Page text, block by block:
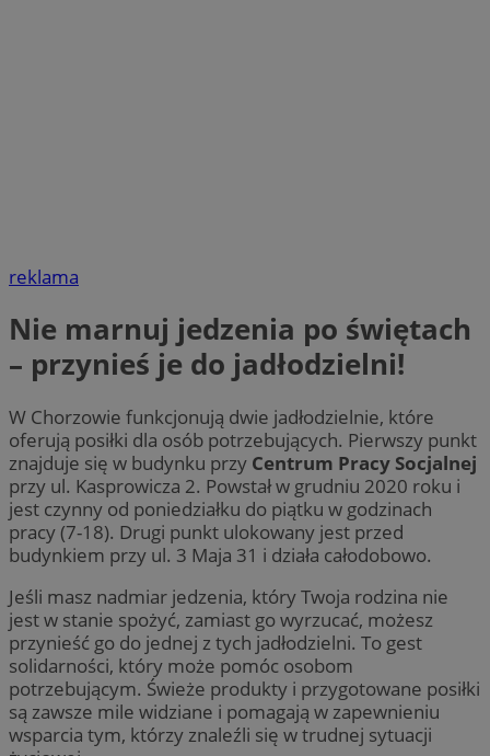
reklama
Nie marnuj jedzenia po świętach
– przynieś je do jadłodzielni!
W Chorzowie funkcjonują dwie jadłodzielnie, które
oferują posiłki dla osób potrzebujących. Pierwszy punkt
znajduje się w budynku przy Centrum Pracy Socjalnej
przy ul. Kasprowicza 2. Powstał w grudniu 2020 roku i
jest czynny od poniedziałku do piątku w godzinach
pracy (7-18). Drugi punkt ulokowany jest przed
budynkiem przy ul. 3 Maja 31 i działa całodobowo.
Jeśli masz nadmiar jedzenia, który Twoja rodzina nie
jest w stanie spożyć, zamiast go wyrzucać, możesz
przynieść go do jednej z tych jadłodzielni. To gest
solidarności, który może pomóc osobom
potrzebującym. Świeże produkty i przygotowane posiłki
są zawsze mile widziane i pomagają w zapewnieniu
wsparcia tym, którzy znaleźli się w trudnej sytuacji